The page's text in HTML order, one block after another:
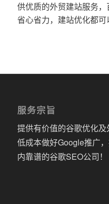
供优质的外贸建站服务
省心省力，建站优化都可
服务宗旨
提供有价值的谷歌优化
低成本做好Google推广
内靠谱的谷歌SEO公司！